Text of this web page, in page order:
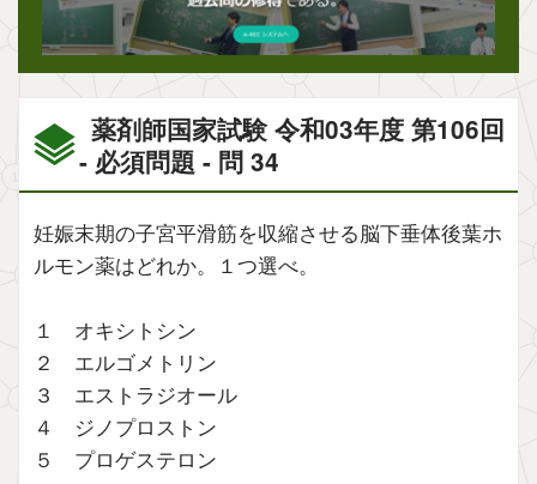
薬剤師国家試験 令和03年度 第106回
- 必須問題 - 問 34
妊娠末期の子宮平滑筋を収縮させる脳下垂体後葉ホ
ルモン薬はどれか。１つ選べ。
１ オキシトシン
２ エルゴメトリン
３ エストラジオール
４ ジノプロストン
５ プロゲステロン